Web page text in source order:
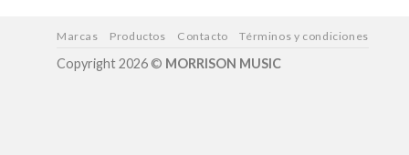
Marcas Productos Contacto Términos y condiciones
Copyright 2026 © MORRISON MUSIC